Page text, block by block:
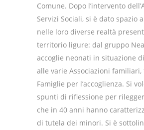
Comune. Dopo l’intervento
Servizi Sociali, si è dato spazio
nelle loro diverse realtà
territorio ligure: dal gruppo
accoglie neonati in situazione
alle varie Associazioni familiari,
Famiglie per l’accoglienza. Si
spunti di riflessione per
che in 40 anni hanno
di tutela dei minori. Si è